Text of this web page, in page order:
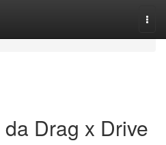
Drag x Drive